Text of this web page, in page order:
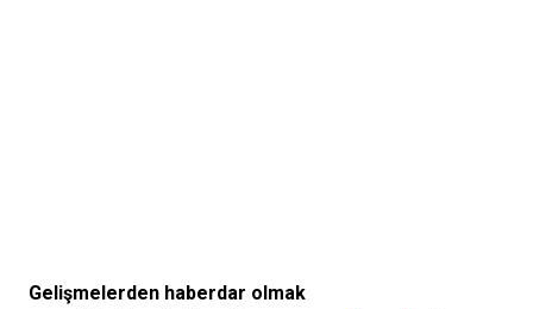
Gelişmelerden haberdar olmak